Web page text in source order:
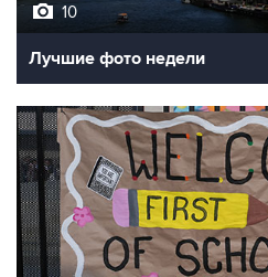
10
Лучшие фото недели